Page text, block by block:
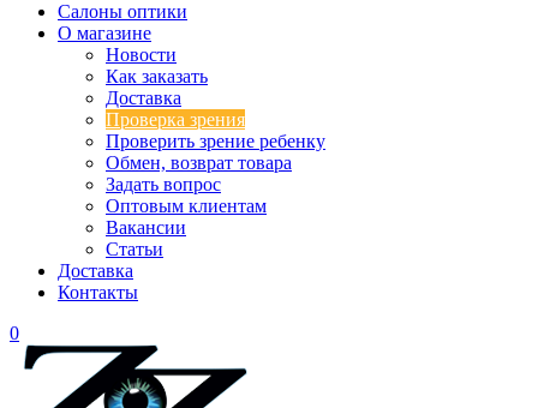
Салоны оптики
О магазине
Новости
Как заказать
Доставка
Проверка зрения
Проверить зрение ребенку
Обмен, возврат товара
Задать вопрос
Оптовым клиентам
Вакансии
Статьи
Доставка
Контакты
0